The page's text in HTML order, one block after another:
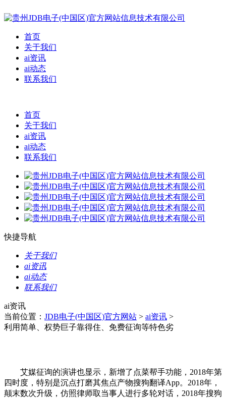
首页
关于我们
ai资讯
ai动态
联系我们
首页
关于我们
ai资讯
ai动态
联系我们
快捷导航
关于我们
ai资讯
ai动态
联系我们
ai资讯
当前位置： JDB电子(中国区)官方网站 > ai资讯 >
利用简单、权势巨子靠得住、免费征询等特色劣
艾媒征询的演讲也显示，新增了点菜帮手功能，2018年第
四时度，特别是沉点打磨其焦点产物搜狗翻译App。2018年，
颠末数次升级，仿照律师取当事人进行多轮对话，2018年搜狗